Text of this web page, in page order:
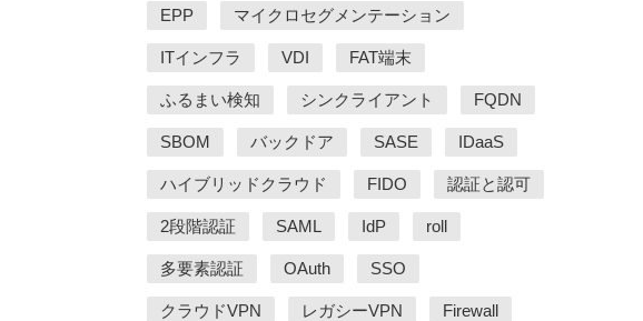
EPP マイクロセグメンテーション
ITインフラ VDI FAT端末
ふるまい検知 シンクライアント FQDN
SBOM バックドア SASE IDaaS
ハイブリッドクラウド FIDO 認証と認可
2段階認証 SAML IdP roll
多要素認証 OAuth SSO
クラウドVPN レガシーVPN Firewall